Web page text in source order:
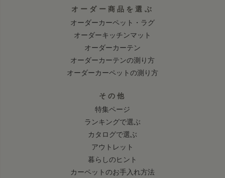
オーダー商品を選ぶ
オーダーカーペット・ラグ
オーダーキッチンマット
オーダーカーテン
オーダーカーテンの測り方
オーダーカーペットの測り方
その他
特集ページ
ランキングで選ぶ
カタログで選ぶ
アウトレット
暮らしのヒント
カーペットのお手入れ方法